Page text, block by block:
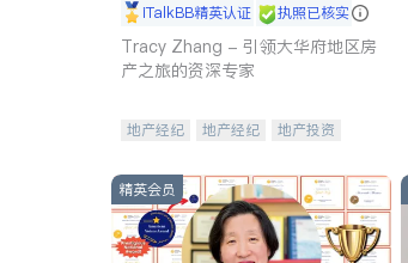
iTalkBB精英认证 执照已核实
Tracy Zhang - 引领大华府地区房
产之旅的资深专家
地产经纪 地产经纪
地产投资
精英会员